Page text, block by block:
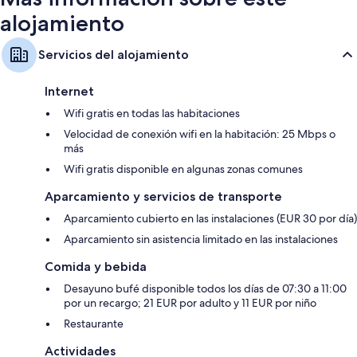
alojamiento
Servicios del alojamiento
Internet
Wifi gratis en todas las habitaciones
Velocidad de conexión wifi en la habitación: 25 Mbps o
más
Wifi gratis disponible en algunas zonas comunes
Aparcamiento y servicios de transporte
Aparcamiento cubierto en las instalaciones (EUR 30 por día)
Aparcamiento sin asistencia limitado en las instalaciones
Comida y bebida
Desayuno bufé disponible todos los días de 07:30 a 11:00
por un recargo; 21 EUR por adulto y 11 EUR por niño
Restaurante
Actividades